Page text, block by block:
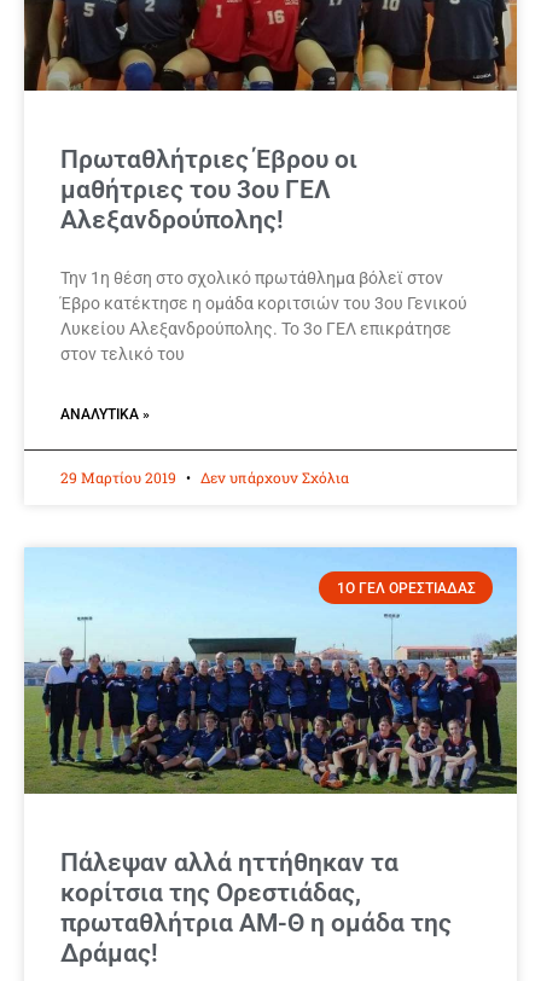
Πρωταθλήτριες Έβρου οι
μαθήτριες του 3ου ΓΕΛ
Αλεξανδρούπολης!
Την 1η θέση στο σχολικό πρωτάθλημα βόλεϊ στον
Έβρο κατέκτησε η ομάδα κοριτσιών του 3ου Γενικού
Λυκείου Αλεξανδρούπολης. Το 3ο ΓΕΛ επικράτησε
στον τελικό του
ΑΝΑΛΥΤΙΚΆ »
29 Μαρτίου 2019 Δεν υπάρχουν Σχόλια
1Ο ΓΕΛ ΟΡΕΣΤΙΑΔΑΣ
Πάλεψαν αλλά ηττήθηκαν τα
κορίτσια της Ορεστιάδας,
πρωταθλήτρια ΑΜ-Θ η ομάδα της
Δράμας!